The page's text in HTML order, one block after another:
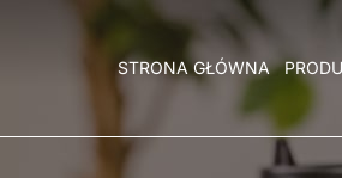
STRONA GŁÓWNA